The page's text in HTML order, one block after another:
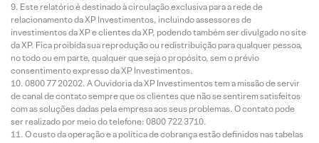
Este relatório é destinado à circulação exclusiva para a rede de
relacionamento da XP Investimentos, incluindo assessores de
investimentos da XP e clientes da XP, podendo também ser divulgado no site
da XP. Fica proibida sua reprodução ou redistribuição para qualquer pessoa,
no todo ou em parte, qualquer que seja o propósito, sem o prévio
consentimento expresso da XP Investimentos.
0800 77 20202. A Ouvidoria da XP Investimentos tem a missão de servir
de canal de contato sempre que os clientes que não se sentirem satisfeitos
com as soluções dadas pela empresa aos seus problemas. O contato pode
ser realizado por meio do telefone: 0800 722 3710.
O custo da operação e a política de cobrança estão definidos nas tabelas